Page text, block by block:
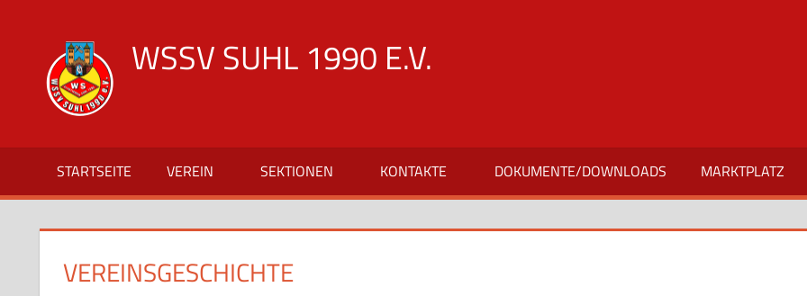
springen
WSSV SUHL 1990 E.V.
offizielle
Vereinsseite
des
WSSV
STARTSEITE VEREIN SEKTIONEN KONTAKTE DOKUMENTE/DOWNLOADS MARKTPLATZ
VEREINSGESCHICHTE